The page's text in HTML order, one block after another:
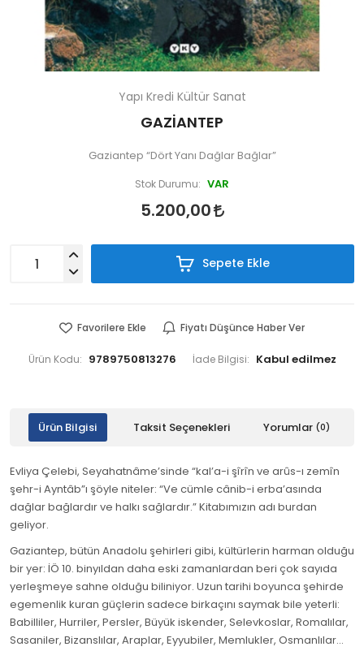
Yapı Kredi Kültür Sanat
GAZİANTEP
Gaziantep “Dört Yanı Dağlar Bağlar”
Stok Durumu: VAR
5.200,00
Sepete Ekle
Favorilere Ekle Fiyatı Düşünce Haber Ver
Ürün Kodu: 9789750813276 İade Bilgisi:
Ürün Bilgisi Taksit Seçenekleri Yorumlar (0)
Evliya Çelebi, Seyahatnâme’sinde “kal’a-i şîrîn ve arûs-ı zemîn
şehr-i Ayntâb”ı şöyle niteler: “Ve cümle cânib-i erba’asında
dağlar bağlardır ve halkı sağlardır.” Kitabımızın adı burdan
geliyor.
Gaziantep, bütün Anadolu şehirleri gibi, kültürlerin harman olduğu
bir yer: İÖ 10. binyıldan daha eski zamanlardan beri çok sayıda
yerleşmeye sahne olduğu biliniyor. Uzun tarihi boyunca şehirde
egemenlik kuran güçlerin sadece birkaçını saymak bile yeterli:
Babilliler, Hurriler, Persler, Büyük iskender, Selevkoslar, Romalılar,
Sasaniler, Bizanslılar, Araplar, Eyyubiler, Memlukler, Osmanlılar...